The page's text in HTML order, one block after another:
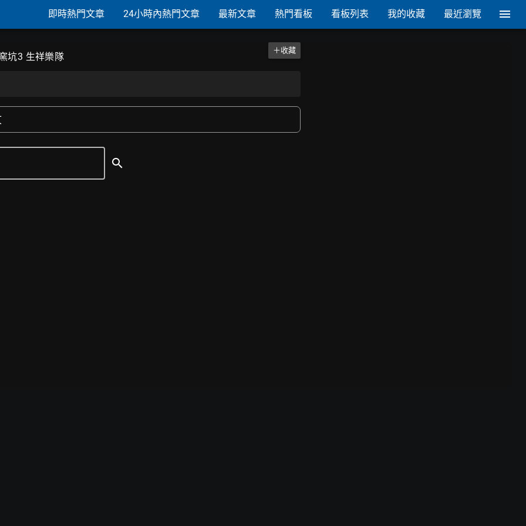
即時熱門文章 24小時內熱門文章 最新文章 熱門看板 看板列表 我的收藏 最近瀏覽
坑3 生祥樂隊
＋收藏
search